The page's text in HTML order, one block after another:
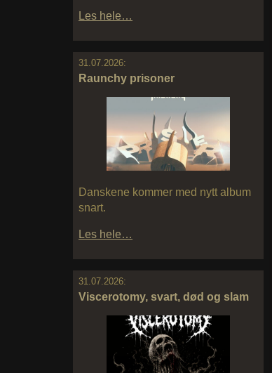
Les hele…
31.07.2026:
Raunchy prisoner
Danskene kommer med nytt album
snart.
Les hele…
31.07.2026:
Viscerotomy, svart, død og slam